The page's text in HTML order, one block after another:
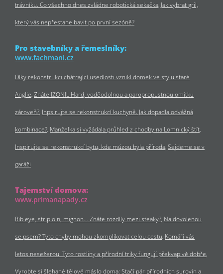
trávníku. Co všechno dnes zvládne robotická sekačka Jak vybrat gril,
který vás nepřestane bavit po první sezóně?
Pro stavebníky a řemeslníky:
www.fachmani.cz
Díky rekonstrukci chátrající usedlosti vznikl domek ve stylu staré
Anglie Znáte IZONIL Hard, voděodolnou a paropropustnou omítku
zároveň? Inpsirujte se rekonstrukcí kuchyně. Jak dopadla odvážná
kombinace? Manželka si vyžádala průhled z chodby na Lomnický štít
Inspirujte se rekonstrukcí bytu, kde múzou byla příroda Sejdeme se v
garáži
Tajemství domova:
www.primanapady.cz
Rib eye, striploin, mignon… Znáte rozdíly mezi steaky? Na dovolenou
se psem? Tyto chyby mohou zkomplikovat celou cestu Komáři vás
letos nesežerou. Tyto rostliny a přírodní triky fungují překvapivě dobře
Vyrobte si šlehané tělové máslo doma: Stačí pár přírodních surovin a